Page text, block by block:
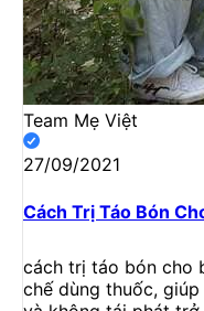
Team Mẹ Việt
27/09/2021
Cách Trị Táo Bón
cách trị táo bón cho
chế dùng thuốc,